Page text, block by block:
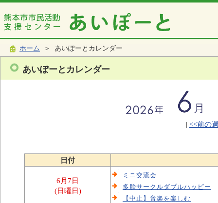
ホーム ＞ あいぽーとカレンダー
あいぽーとカレンダー
| <<前の
日付
6月7日
(日曜日)
ミニ交流会
多胎サークルダブルハッピー
【中止】音楽を楽しむ